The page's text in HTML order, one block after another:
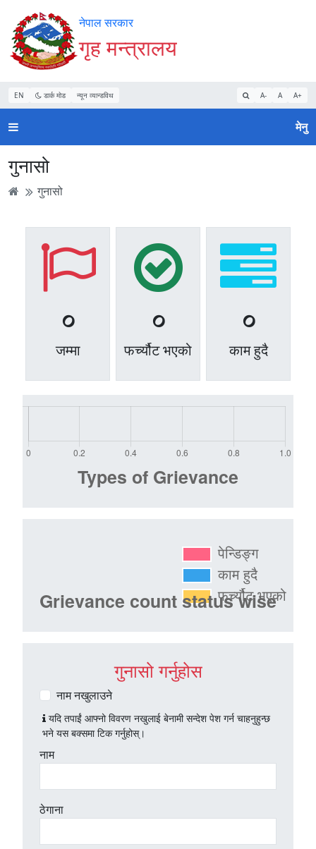
Accessibility
Mode
सुरु
गर्नुहोस्
सामाग्री
पढ्नुहाेस्
नेभिगेसन
पढ्नुहाेस्
वेबसाइट
खोजमा
जानुहोस्
नेपाल सरकार
गृह मन्त्रालय
EN डार्क मोड न्यून व्यान्डविथ A- A A+
मेनु
गुनासो
गुनासो
0
जम्मा
0
फर्च्यौट भएको
0
काम हुदै
गुनासो गर्नुहोस
नाम नखुलाउने
यदि तपाईं आफ्नो विवरण नखुलाई बेनामी सन्देश पेश गर्न चाहनुहुन्छ
भने यस बक्समा टिक गर्नुहोस्।
नाम
ठेगाना